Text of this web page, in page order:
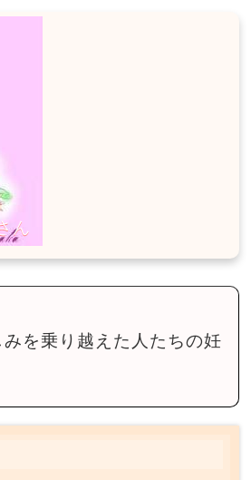
を乗り越えた人たちの妊